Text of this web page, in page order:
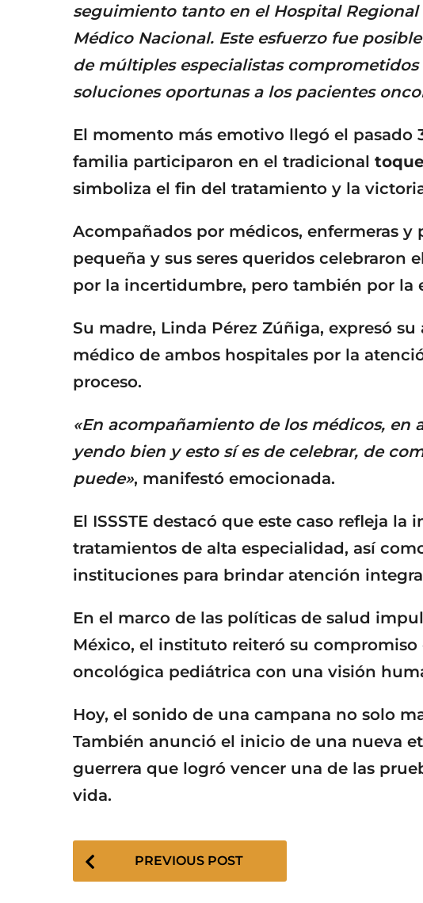
seguimiento tanto en el Hospital
Médico Nacional. Este esfuerzo fue
de múltiples especialistas
soluciones oportunas a los pacientes
El momento más emotivo llegó el pasado
familia participaron en el tradicional
simboliza el fin del tratamiento y la
Acompañados por médicos, enfermeras y
pequeña y sus seres queridos celebraron
por la incertidumbre, pero también por la
Su madre, Linda Pérez Zúñiga, expresó
médico de ambos hospitales por la
proceso.
«En acompañamiento de los médicos, en
yendo bien y esto sí es de celebrar, de
puede», manifestó emocionada.
El ISSSTE destacó que este caso refleja la
tratamientos de alta especialidad, así
instituciones para brindar atención
En el marco de las políticas de salud
México, el instituto reiteró su
oncológica pediátrica con una visión
Hoy, el sonido de una campana no solo
También anunció el inicio de una nueva
guerrera que logró vencer una de las
vida.
P
PREVIOUS POST